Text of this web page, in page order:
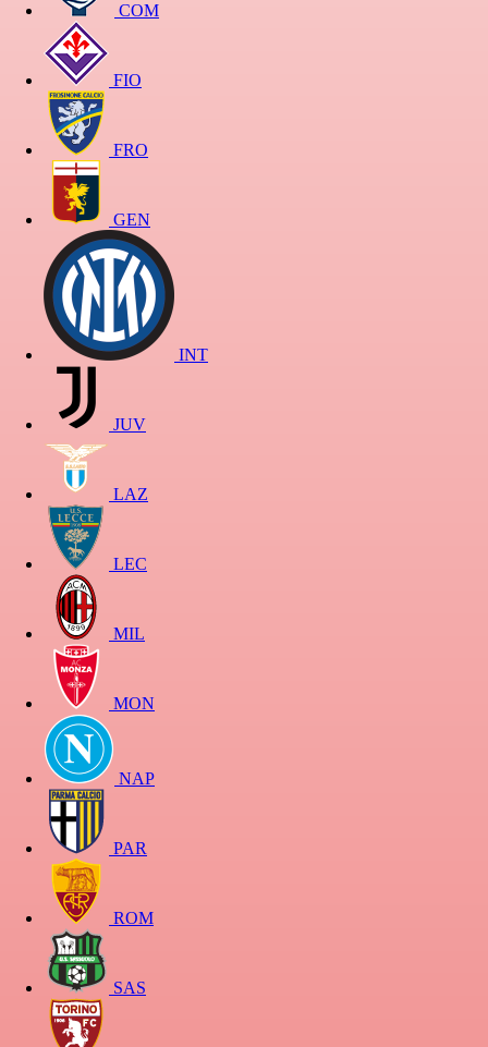
COM
FIO
FRO
GEN
INT
JUV
LAZ
LEC
MIL
MON
NAP
PAR
ROM
SAS